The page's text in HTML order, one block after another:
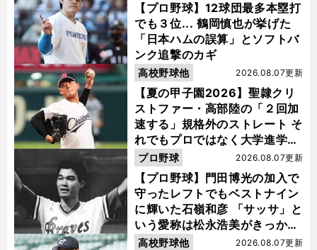
【プロ野球】12球団最多本塁打
でも３位... 鶴岡慎也が挙げた
「日本ハムの誤算」とソフトバ
ンク追撃のカギ
【夏の甲子園2026】聖隷クリ
ストファー・高部陸の「２回加
速する」規格外のストレート そ
れでもプロではなく大学進学を
選ぶ理由
2026.08.07更新
高校野球他
【プロ野球】門田博光の加入で
守ったレフトでもベストナイン
に輝いた石嶺和彦 「サッサ」と
いう愛称は松永浩美がきっか
け？
2026.08.07更新
プロ野球
2026.08.07更新
高校野球他